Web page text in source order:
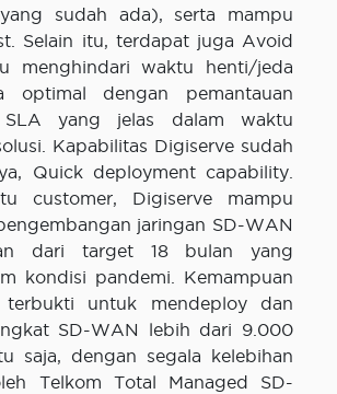
sudah ada), serta mampu
Selain itu, terdapat juga Avoid
menghindari waktu henti/jeda
optimal dengan pemantauan
yang jelas dalam waktu
Kapabilitas Digiserve sudah
Quick deployment capability.
customer, Digiserve mampu
jaringan SD-WAN
dari target 18 bulan yang
kondisi pandemi. Kemampuan
terbukti untuk mendeploy dan
SD-WAN lebih dari 9.000
saja, dengan segala kelebihan
Telkom Total Managed SD-